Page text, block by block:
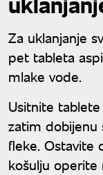
Za uklanjanje
pet tableta
mlake vode.
Usitnite
zatim dobijenu
fleke. Ostavite
košulju operite